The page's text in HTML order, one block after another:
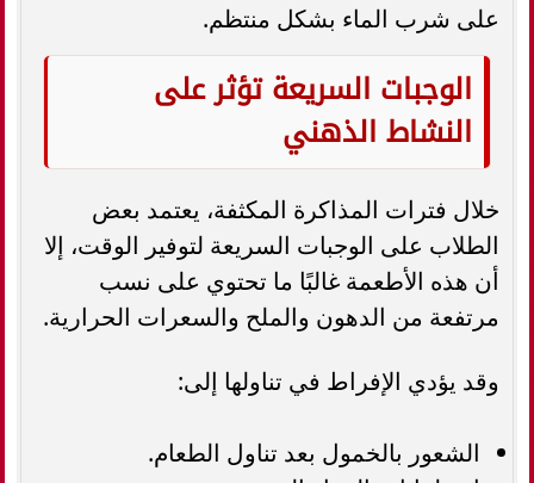
على شرب الماء بشكل منتظم.
الوجبات السريعة تؤثر على
النشاط الذهني
خلال فترات المذاكرة المكثفة، يعتمد بعض
الطلاب على الوجبات السريعة لتوفير الوقت، إلا
أن هذه الأطعمة غالبًا ما تحتوي على نسب
مرتفعة من الدهون والملح والسعرات الحرارية.
وقد يؤدي الإفراط في تناولها إلى:
الشعور بالخمول بعد تناول الطعام.